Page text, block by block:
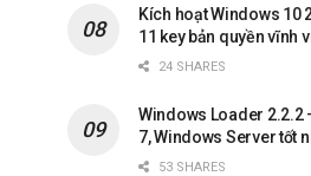
Kích hoạt Windows 10
11 key bản quyền vĩnh
24 SHARES
Windows Loader 2.2.2
7, Windows Server tốt
53 SHARES